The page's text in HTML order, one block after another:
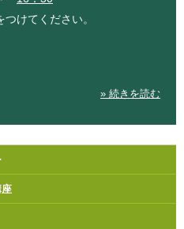
けてください。
» 続きを読む